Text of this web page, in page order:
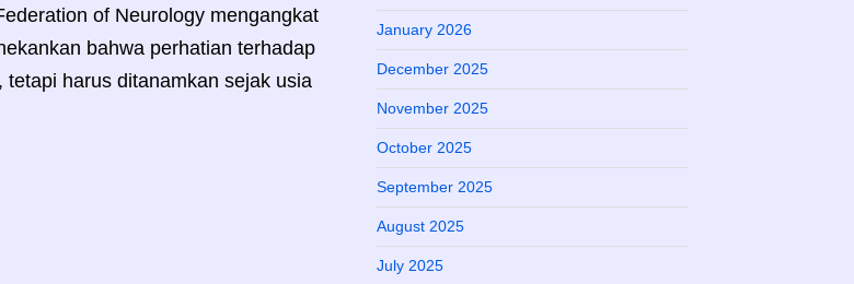
of Neurology mengangkat
bahwa perhatian terhadap
harus ditanamkan sejak usia
January 2026
December 2025
November 2025
October 2025
September 2025
August 2025
July 2025